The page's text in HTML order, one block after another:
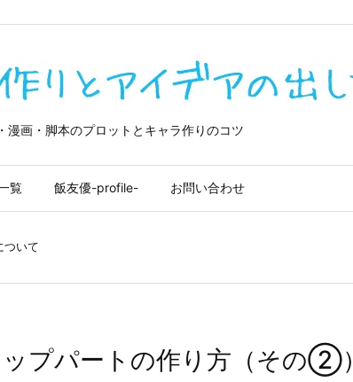
漫画・脚本のプロットとキャラ作りのコツ
覧 飯友優-profile- お問い合わせ
ついて
プパートの作り方（その②）